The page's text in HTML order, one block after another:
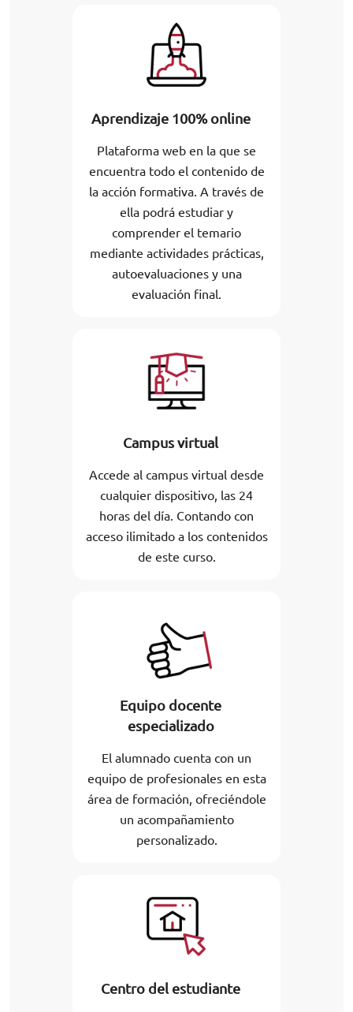
Aprendizaje 100% online
Plataforma web en la que se
encuentra todo el contenido de
la acción formativa. A través de
ella podrá estudiar y
comprender el temario
mediante actividades prácticas,
autoevaluaciones y una
evaluación final.
Campus virtual
Accede al campus virtual desde
cualquier dispositivo, las 24
horas del día. Contando con
acceso ilimitado a los contenidos
de este curso.
Equipo docente
especializado
El alumnado cuenta con un
equipo de profesionales en esta
área de formación, ofreciéndole
un acompañamiento
personalizado.
Centro del estudiante